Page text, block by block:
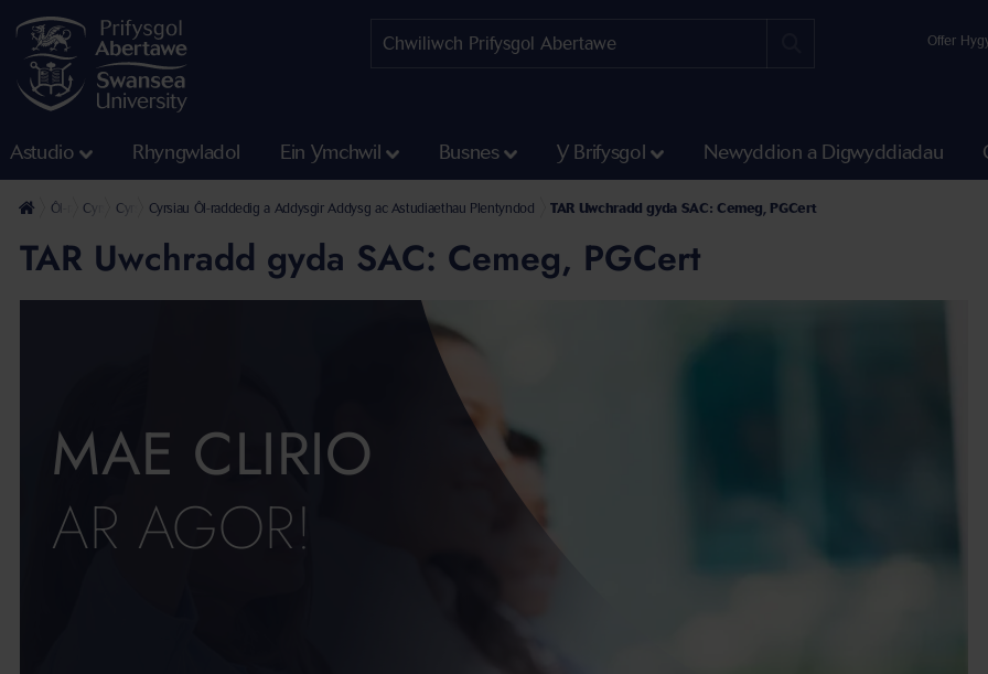
Offer
Astudio Rhyngwladol Ein Ymchwil Busnes Y Brifysgol Newyddion a Digwyddiadau
Ôl-raddedigCyrsiau Ôl-raddedig a Addysgir
Cyrsiau Ôl-raddedig a Addysgir Ysgol y Gwyddorau Cymdeithasol
Cyrsiau Ôl-raddedig a Addysgir Addysg ac Astudiaethau Plentyndod TAR Uwchradd gyda SAC: Cemeg, PGCert
TAR Uwchradd gyda SAC: Cemeg, PGCert
MAE CLIRIO
AR AGOR!